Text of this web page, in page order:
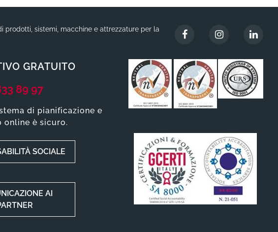
prodotti, sistemi, macchine e attrezzature per la
GRATUITO
89 97
di pianificazione e
online è sicuro.
SOCIALE
AI